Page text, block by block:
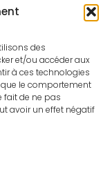
des
et/ou accéder aux
à ces technologies
le comportement
fait de ne pas
avoir un effet négatif